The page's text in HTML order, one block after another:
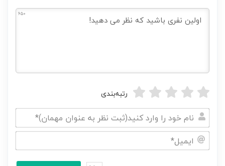
650
رتبه‌بندی
نام
خود